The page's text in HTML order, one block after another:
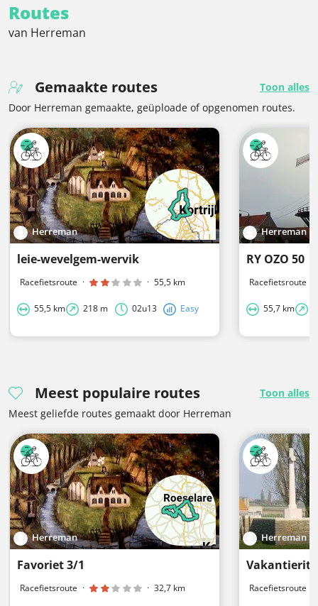
Routes
van Herreman
Gemaakte routes
Toon alles
Door Herreman gemaakte, geüploade of opgenomen routes.
Herreman
leie-wevelgem-wervik
Racefietsroute · · 55,5 km
55,5 km 218 m 02u13 Easy
Herreman
RY OZO 50
Racefietsroute
55,7 km
Meest populaire routes
Toon alles
Meest geliefde routes gemaakt door Herreman
Herreman
Favoriet 3/1
Racefietsroute · · 32,7 km
Herreman
Vakantierit
Racefietsroute